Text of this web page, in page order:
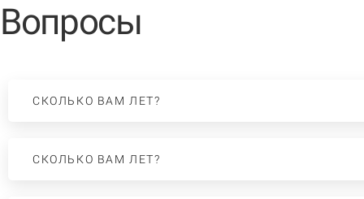
Вопросы
СКОЛЬКО ВАМ ЛЕТ?
СКОЛЬКО ВАМ ЛЕТ?